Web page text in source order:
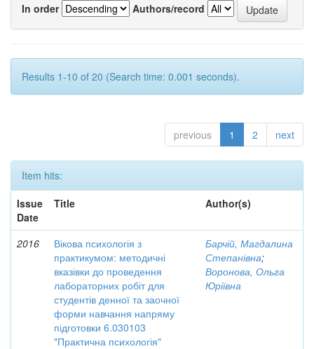
In order
Authors/record
Results 1-10 of 20 (Search time: 0.001 seconds).
previous 1 2 next
Item hits:
Issue
Date
Title Author(s)
2016
Вікова психологія з
практикумом: методичні
вказівки до проведення
лабораторних робіт для
студентів денної та заочної
форми навчання напряму
підготовки 6.030103
"Практична психологія"
Барчій, Магдалина
Степанівна;
Воронова, Ольга
Юріївна